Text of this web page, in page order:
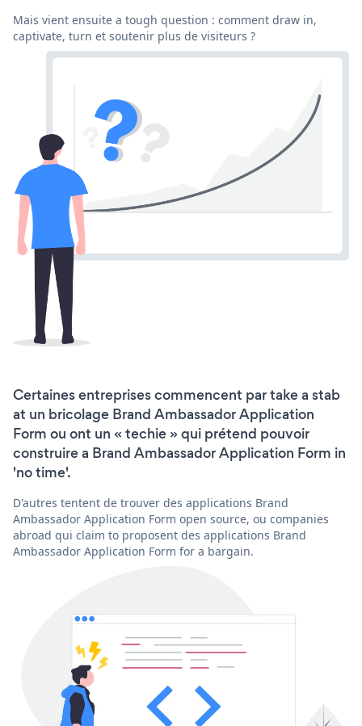
Mais vient ensuite a tough question : comment draw in,
captivate, turn et soutenir plus de visiteurs ?
Certaines entreprises commencent par take a stab
at un bricolage Brand Ambassador Application
Form ou ont un « techie » qui prétend pouvoir
construire a Brand Ambassador Application Form in
'no time'.
D'autres tentent de trouver des applications Brand
Ambassador Application Form open source, ou companies
abroad qui claim to proposent des applications Brand
Ambassador Application Form for a bargain.